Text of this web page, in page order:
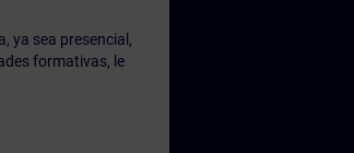
ya sea presencial,
formativas, le